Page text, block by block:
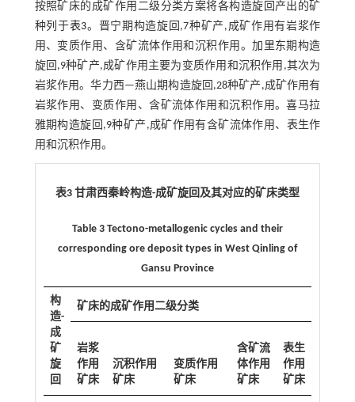
按照矿床的成矿作用二级分类方案将各构造旋回产出的矿
种列于表3。晋宁期构造旋回,7种矿产,成矿作用有岩浆作
用、变质作用、含矿流体作用和沉积作用。加里东期构造
旋回,9种矿产,成矿作用主要为变质作用和沉积作用,其次为
岩浆作用。华力西—燕山期构造旋回,28种矿产,成矿作用有
岩浆作用、变质作用、含矿流体作用和沉积作用。喜马拉
雅期构造旋回,9种矿产,成矿作用有含矿流体作用、表生作
用和沉积作用。
表3 甘肃西秦岭构造-成矿旋回及其对应的矿床类型
Table 3 Tectono-metallogenic cycles and their
corresponding ore deposit types in West Qinling of
Gansu Province
构
造-
成
矿
旋
回
矿床的成矿作用二级分类
岩浆
作用
矿床
沉积作用
矿床
变质作用
矿床
含矿流
体作用
矿床
表生
作用
矿床